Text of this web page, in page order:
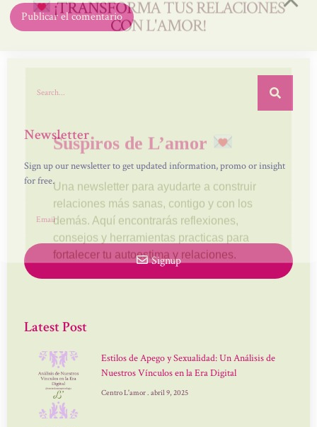
Newsletter
Sign up our newsletter to get updated information, promo or insight
for free.
Signup
Latest Post
Estilos de Apego y Sexualidad: Un Análisis de
Nuestros Vínculos en la Era Digital
Centro L'amor abril 9, 2025